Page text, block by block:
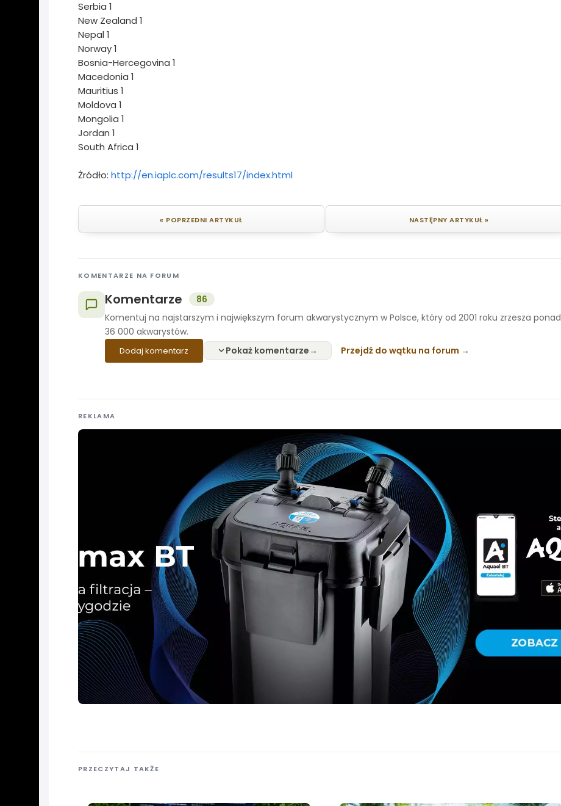
Serbia 1
New Zealand 1
Nepal 1
Norway1
Bosnia-Hercegovina 1
Macedonia 1
Mauritius 1
Moldova 1
Mongolia 1
Jordan 1
South Africa 1
Żródło: http://en.iaplc.com/results17/index.html
« POPRZEDNI ARTYKUŁ NASTĘPNY ARTYKUŁ »
KOMENTARZE NA FORUM
Komentarze
86
Komentuj na najstarszym i największym forum akwarystycznym w Polsce, który od 2001 roku zrzesza ponad
36 000 akwarystów.
Dodaj komentarz Pokaż komentarze Przejdź do wątku na forum
REKLAMA
PRZECZYTAJ TAKŻE